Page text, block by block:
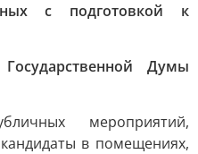
с подготовкой к
Думы
мероприятий,
в помещениях,